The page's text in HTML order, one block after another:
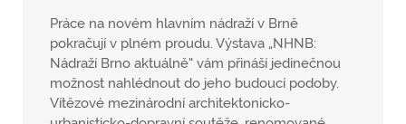
Práce na novém hlavním nádraží v Brně
pokračují v plném proudu. Výstava „NHNB:
Nádraží Brno aktuálně“ vám přináší jedinečnou
možnost nahlédnout do jeho budoucí podoby.
Vítězové mezinárodní architektonicko-